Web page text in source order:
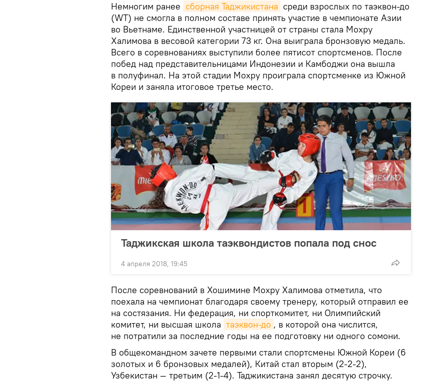
Немногим ранее сборная Таджикистана среди взрослых по таэквон-до
(WT) не смогла в полном составе принять участие в чемпионате Азии
во Вьетнаме. Единственной участницей от страны стала Мохру
Халимова в весовой категории 73 кг. Она выиграла бронзовую медаль.
Всего в соревнованиях выступили более пятисот спортсменов. После
побед над представительницами Индонезии и Камбоджи она вышла
в полуфинал. На этой стадии Мохру проиграла спортсменке из Южной
Кореи и заняла итоговое третье место.
Таджикская школа таэквондистов попала под снос
4 апреля 2018, 19:45
После соревнований в Хошимине Мохру Халимова отметила, что
поехала на чемпионат благодаря своему тренеру, который отправил ее
на состязания. Ни федерация, ни спорткомитет, ни Олимпийский
комитет, ни высшая школа таэквон-до , в которой она числится,
не потратили за последние годы на ее подготовку ни одного сомони.
В общекомандном зачете первыми стали спортсмены Южной Кореи (6
золотых и 6 бронзовых медалей), Китай стал вторым (2-2-2),
Узбекистан — третьим (2-1-4). Таджикистана занял десятую строчку.